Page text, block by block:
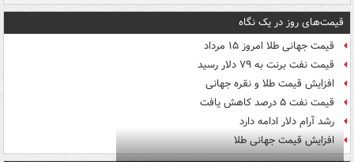
قیمت‌های روز در یک نگاه
قیمت جهانی طلا امروز ۱۵ مرداد
قیمت نفت برنت به ۷۹ دلار رسید
افزایش قیمت طلا و نقره جهانی
قیمت نفت ۵ درصد کاهش یافت
رشد آرام دلار ادامه دارد
افزایش قیمت جهانی طلا